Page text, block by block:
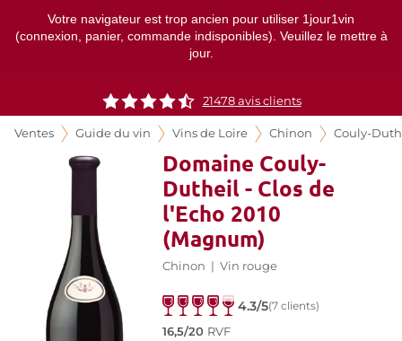
Votre navigateur est trop ancien pour utiliser 1jour1vin
(connexion, panier, commande indisponibles). Veuillez le mettre à
jour.
21478avis clients
Ventes Guide du vin Vins de Loire Chinon Couly-
Domaine Couly-
Dutheil - Clos de
l'Echo 2010
(Magnum)
Chinon | Vin rouge
4.3/5(7 clients)
16,5/20 RVF